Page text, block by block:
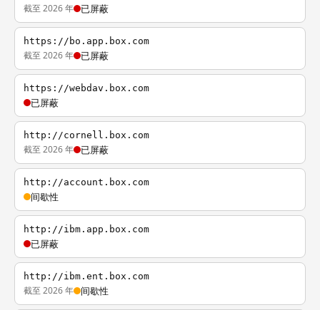
截至 2026 年 已屏蔽
https://bo.app.box.com
截至 2026 年 已屏蔽
https://webdav.box.com
已屏蔽
http://cornell.box.com
截至 2026 年 已屏蔽
http://account.box.com
间歇性
http://ibm.app.box.com
已屏蔽
http://ibm.ent.box.com
截至 2026 年 间歇性